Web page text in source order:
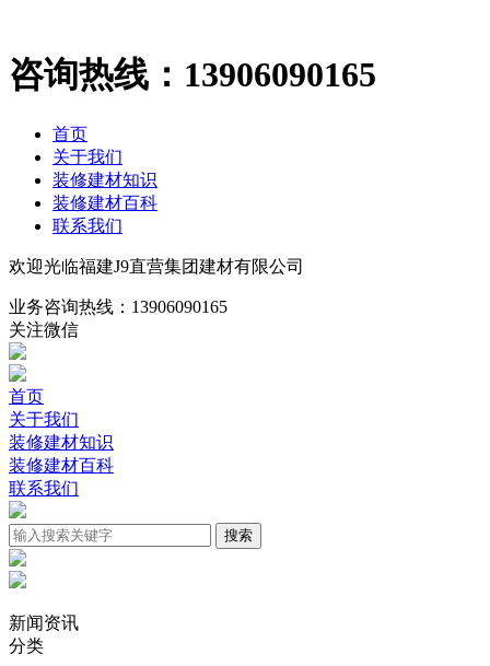
咨询热线： 13906090165
首页
关于我们
装修建材知识
装修建材百科
联系我们
欢迎光临福建J9直营集团建材有限公司
业务咨询热线： 13906090165
关注微信
首页
关于我们
装修建材知识
装修建材百科
联系我们
新闻资讯
分类